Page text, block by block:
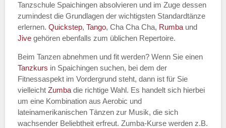
Tanzart*
Tanzschule Spaichingen absolvieren und im Zuge dessen
zumindest die Grundlagen der wichtigsten Standardtänze
erlernen. Quickstep, Tango, Cha Cha Cha, Rumba und
Jive gehören ebenfalls zum üblichen Repertoire.
Beim Tanzen abnehmen und fit werden? Wenn Sie einen
Tanzkurs in Spaichingen suchen, bei dem der
Fitnessaspekt im Vordergrund steht, dann ist für Sie
vielleicht Zumba die richtige Wahl. Es handelt sich hierbei
um eine Kombination aus Aerobic und
lateinamerikanischen Tänzen zur Musik, die sich
wachsender Beliebtheit erfreut. Zumba-Kurse werden z.B.